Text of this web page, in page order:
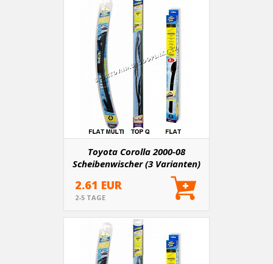
Toyota Corolla 2000-08
Scheibenwischer (3 Varianten)
entsprechend der Länge der
Originalwischer
2.61 EUR
2-5 TAGE